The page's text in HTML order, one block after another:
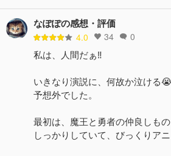
なぽぽの感想・評価
4.0 34 0
私は、人間だぁ‼️
いきなり演説に、何故か泣ける😭
予想外でした。
最初は、魔王と勇者の仲良しも
しっかりしていて、びっくりアニ